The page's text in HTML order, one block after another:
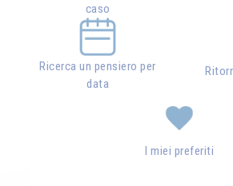
caso
Ricerca un pensiero per
data
I miei preferiti